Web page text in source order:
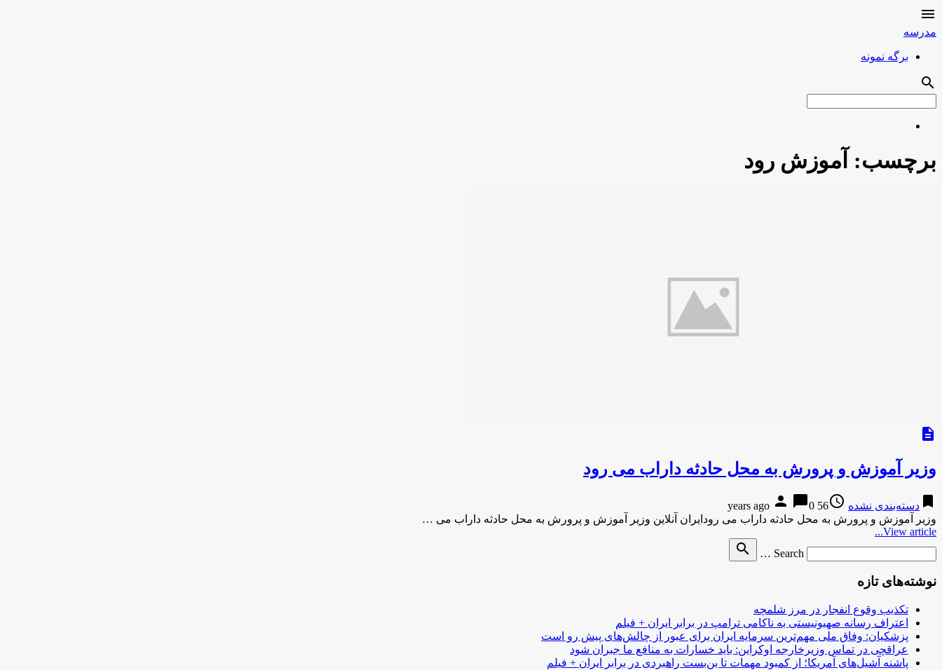

مدرسه
برگه نمونه
search
برچسب: آموزش رود
description
وزیر آموزش و پرورش به محل حادثه داراب می رود
bookmark دسته‌بندی نشده access_time
56 years ago
person chat_bubble0
وزیر آموزش و پرورش به محل حادثه داراب می رودایران آنلاین وزیر آموزش و پرورش به محل حادثه داراب می …
View article...
Search …
search
نوشته‌های تازه
تکذیب وقوع انفجار در مرز شلمچه
اعتراف رسانه صهیونیستی به ناکامی ترامپ در برابر ایران + فیلم
پزشکیان: وفاق ملی مهم‌ترین سرمایه ایران برای عبور از چالش‌های پیش رو است
عراقچی در تماس وزیرخارجه اوکراین: باید خسارات به منافع ما جبران شود
پاشنه آشیل‌های آمریکا؛ از کمبود مهمات تا بن‌بست راهبردی در برابر ایران + فیلم